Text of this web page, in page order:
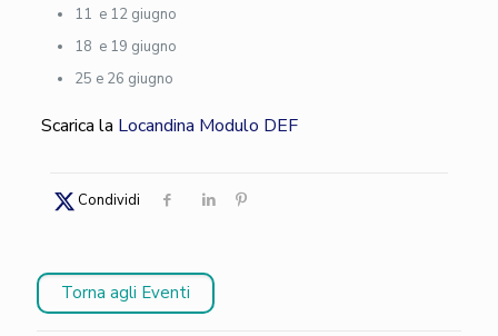
11 e 12 giugno
18 e 19 giugno
25 e 26 giugno
Scarica la Locandina Modulo DEF
Condividi
Torna agli Eventi